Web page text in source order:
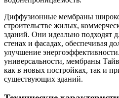
Диффузионные мембраны
строительстве жилых,
зданий. Они идеально подходят
стенах и фасадах, обеспечивая
улучшение
универсальности, мембраны
как в новых постройках, так и
существующих зданий.